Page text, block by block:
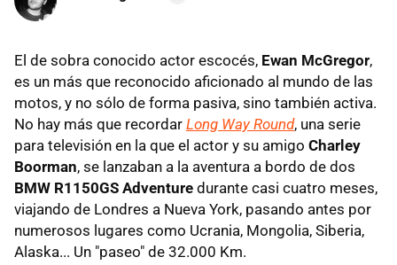
El de sobra conocido actor escocés, Ewan McGregor,
es un más que reconocido aficionado al mundo de las
motos, y no sólo de forma pasiva, sino también activa.
No hay más que recordar Long Way Round, una serie
para televisión en la que el actor y su amigo Charley
Boorman, se lanzaban a la aventura a bordo de dos
BMW R1150GS Adventure durante casi cuatro meses,
viajando de Londres a Nueva York, pasando antes por
numerosos lugares como Ucrania, Mongolia, Siberia,
Alaska... Un "paseo" de 32.000 Km.